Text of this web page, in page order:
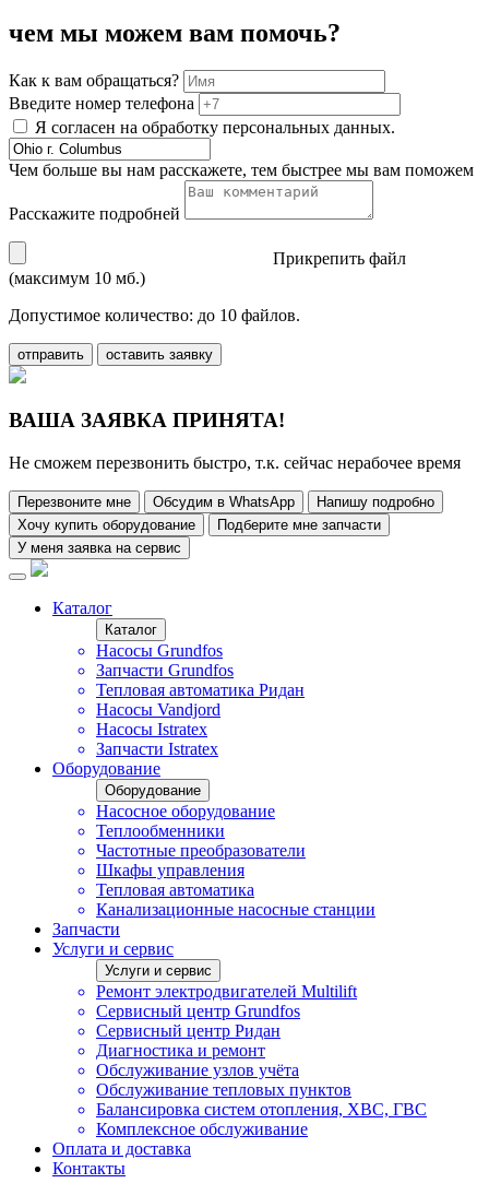
чем мы можем вам помочь?
Как к вам обращаться?
Введите номер телефона
Я согласен на обработку персональных данных.
Чем больше вы нам расскажете, тем быстрее мы вам поможем
Расскажите подробней
Прикрепить файл
(максимум 10 мб.)
Допустимое количество: до 10 файлов.
отправить оставить заявку
ВАША ЗАЯВКА ПРИНЯТА!
Не сможем перезвонить быстро, т.к. сейчас нерабочее время
Перезвоните мне Обсудим в WhatsApp
Напишу подробно
Хочу купить оборудование
Подберите мне запчасти
У меня заявка на сервис
Каталог
Каталог
Насосы Grundfos
Запчасти Grundfos
Тепловая автоматика Ридан
Насосы Vandjord
Насосы Istratex
Запчасти Istratex
Оборудование
Оборудование
Насосное оборудование
Теплообменники
Частотные преобразователи
Шкафы управления
Тепловая автоматика
Канализационные насосные станции
Запчасти
Услуги и сервис
Услуги и сервис
Ремонт электродвигателей Multilift
Сервисный центр Grundfos
Сервисный центр Ридан
Диагностика и ремонт
Обслуживание узлов учёта
Обслуживание тепловых пунктов
Балансировка систем отопления, ХВС, ГВС
Комплексное обслуживание
Оплата и доставка
Контакты